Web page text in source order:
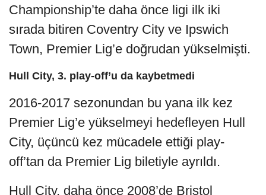
Championship’te daha önce ligi ilk iki
sırada bitiren Coventry City ve Ipswich
Town, Premier Lig’e doğrudan yükselmişti.
Hull City, 3. play-off’u da kaybetmedi
2016-2017 sezonundan bu yana ilk kez
Premier Lig’e yükselmeyi hedefleyen Hull
City, üçüncü kez mücadele ettiği play-
off’tan da Premier Lig biletiyle ayrıldı.
Hull City, daha önce 2008’de Bristol